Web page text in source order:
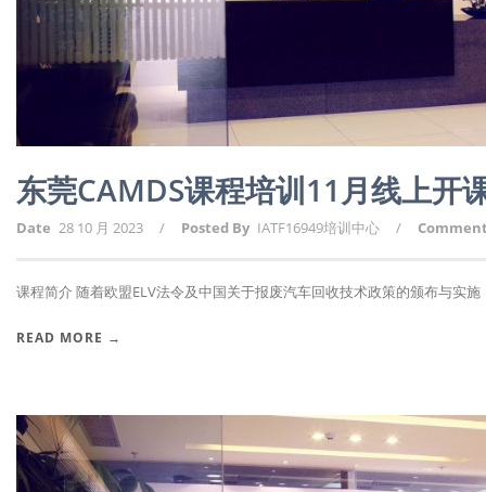
东莞CAMDS课程培训11月线上开
Date 28 10 月 2023 / Posted By IATF16949培训中心 /
课程简介 随着欧盟ELV法令及中国关于报废汽车回收技术政策的颁布与实施
READ MORE →